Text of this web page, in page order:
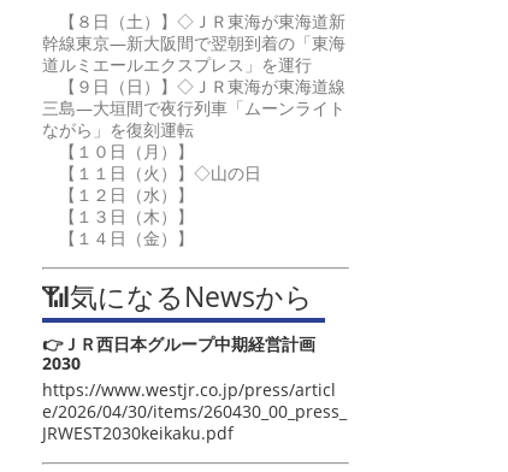
【８日（土）】◇ＪＲ東海が東海道新
幹線東京―新大阪間で翌朝到着の「東海
道ルミエールエクスプレス」を運行
【９日（日）】◇ＪＲ東海が東海道線
三島―大垣間で夜行列車「ムーンライト
ながら」を復刻運転
【１０日（月）】
【１１日（火）】◇山の日
【１２日（水）】
【１３日（木）】
【１４日（金）】
📶気になるNewsから
👉ＪＲ西日本グループ中期経営計画
2030
https://www.westjr.co.jp/press/articl
e/2026/04/30/items/260430_00_press_
JRWEST2030keikaku.pdf